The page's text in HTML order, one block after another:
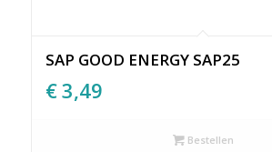
SAP GOOD ENERGY SAP25
€3,49
Bestellen